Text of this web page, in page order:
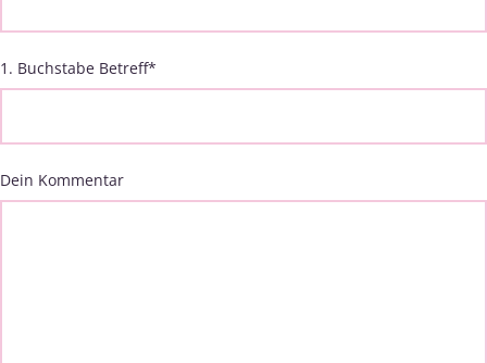
1. Buchstabe Betreff*
Dein Kommentar